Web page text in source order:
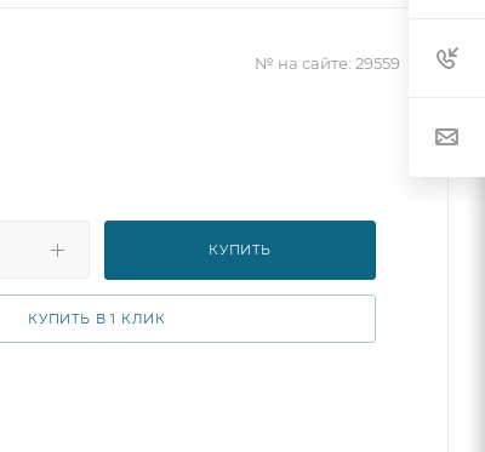
№ на сайте: 29559
КУПИТЬ
КУПИТЬ В 1 КЛИК